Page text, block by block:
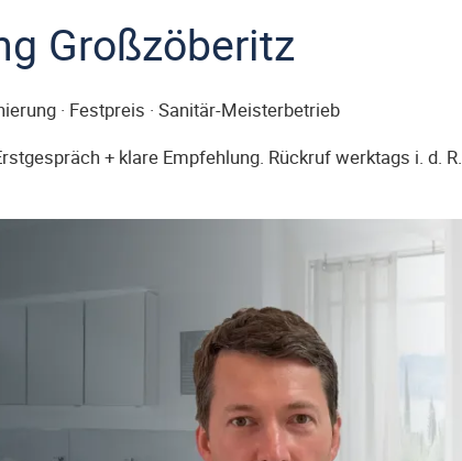
Großzöberitz
· Festpreis · Sanitär-Meisterbetrieb
+ klare Empfehlung. Rückruf werktags i. d. R.